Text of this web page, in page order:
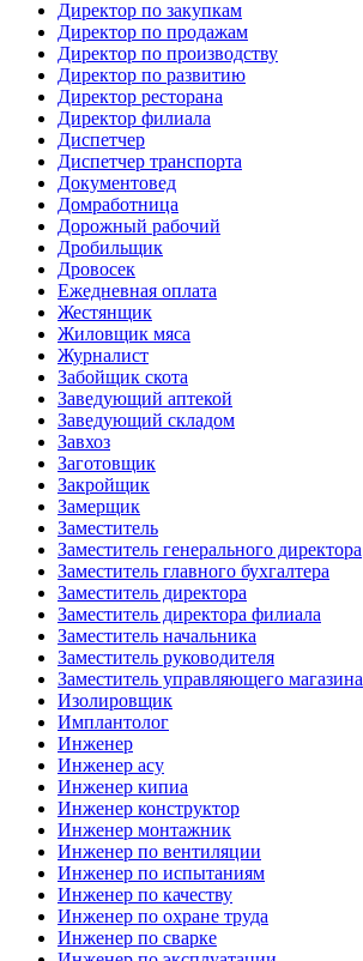
Директор по закупкам
Директор по продажам
Директор по производству
Директор по развитию
Директор ресторана
Директор филиала
Диспетчер
Диспетчер транспорта
Документовед
Домработница
Дорожный рабочий
Дробильщик
Дровосек
Ежедневная оплата
Жестянщик
Жиловщик мяса
Журналист
Забойщик скота
Заведующий аптекой
Заведующий складом
Завхоз
Заготовщик
Закройщик
Замерщик
Заместитель
Заместитель генерального директора
Заместитель главного бухгалтера
Заместитель директора
Заместитель директора филиала
Заместитель начальника
Заместитель руководителя
Заместитель управляющего магазина
Изолировщик
Имплантолог
Инженер
Инженер асу
Инженер кипиа
Инженер конструктор
Инженер монтажник
Инженер по вентиляции
Инженер по испытаниям
Инженер по качеству
Инженер по охране труда
Инженер по сварке